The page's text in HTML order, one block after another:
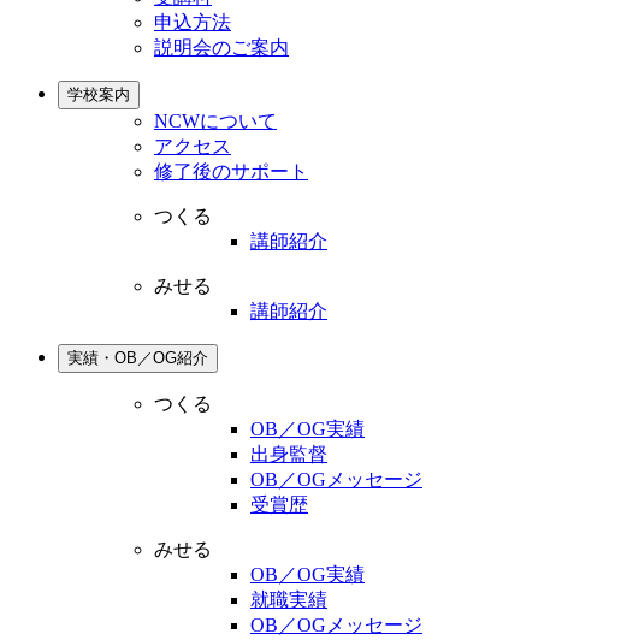
申込方法
説明会のご案内
学校案内
NCWについて
アクセス
修了後のサポート
つくる
講師紹介
みせる
講師紹介
実績・OB／OG紹介
つくる
OB／OG実績
出身監督
OB／OGメッセージ
受賞歴
みせる
OB／OG実績
就職実績
OB／OGメッセージ